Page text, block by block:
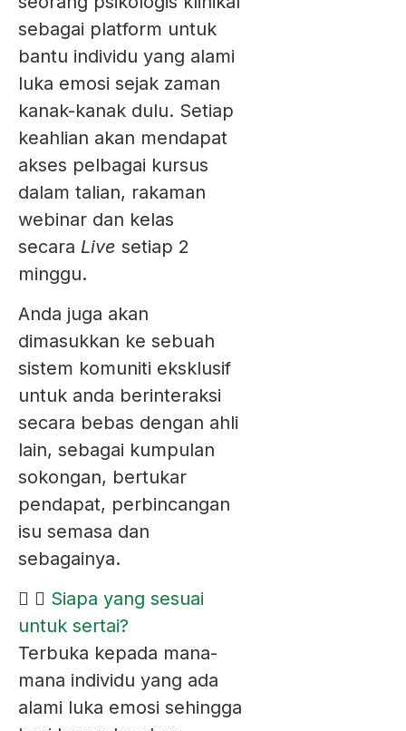
sebagai platform untuk
bantu individu yang alami
luka emosi sejak zaman
kanak-kanak dulu. Setiap
keahlian akan mendapat
akses pelbagai kursus
dalam talian, rakaman
webinar dan kelas
secara Live setiap 2
minggu.
Anda juga akan
dimasukkan ke sebuah
sistem komuniti eksklusif
untuk anda berinteraksi
secara bebas dengan ahli
lain, sebagai kumpulan
sokongan, bertukar
pendapat, perbincangan
isu semasa dan
sebagainya.
Siapa yang sesuai
untuk sertai?
Terbuka kepada mana-
mana individu yang ada
alami luka emosi sehingga